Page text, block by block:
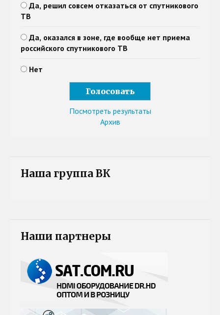
Да, решил совсем отказаться от спутникового
ТВ
Да, оказался в зоне, где вообще нет приема
российского спутникового ТВ
Нет
Посмотреть результаты
Архив
Наша группа ВК
Наши партнеры